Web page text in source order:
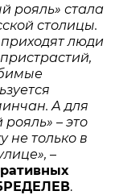
рояль» стала
столицы.
люди
А для
– это
не только в
–
.